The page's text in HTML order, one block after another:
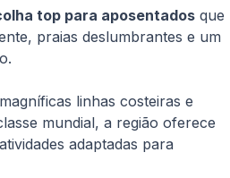
top para aposentados que
praias deslumbrantes e um
linhas costeiras e
mundial, a região oferece
adaptadas para